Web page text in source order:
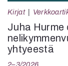
Kirjat
Juha Hurme
yhtyeestä